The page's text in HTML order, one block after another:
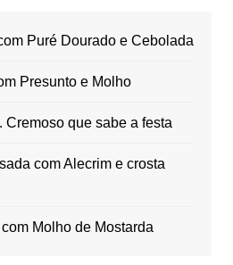
Puré Dourado e Cebolada
Presunto e Molho
Cremoso que sabe a festa
com Alecrim e crosta
Molho de Mostarda